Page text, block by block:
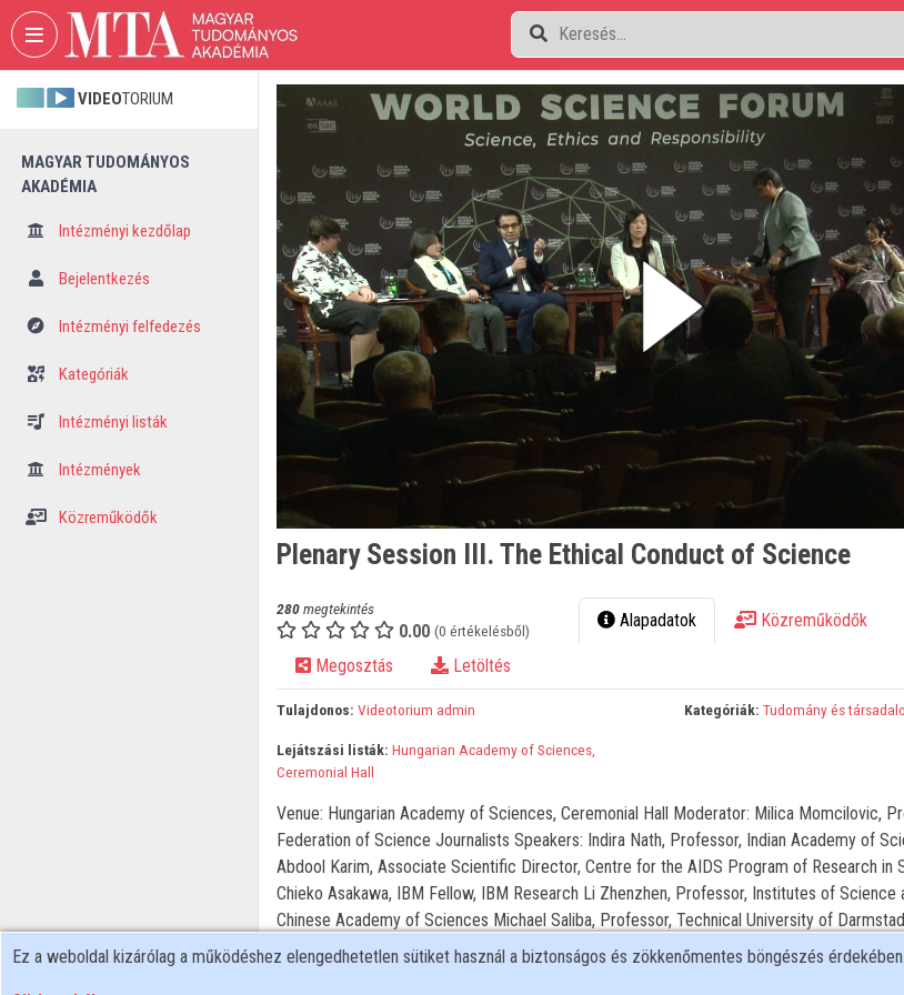
Fejléc kihagyása Menü kihagyása Tartalom kihagyása
VIDEOTORIUM
MAGYAR TUDOMÁNYOS
AKADÉMIA
Intézményi kezdőlap
Bejelentkezés
Intézményi felfedezés
Kategóriák
Intézményi listák
Intézmények
Közreműködők
Plenary Session III. The Ethical Conduct of Science
280megtekintés
0.00 (0 értékelésből) Alapadatok Közreműködők
Megosztás Letöltés
Tulajdonos: Videotorium admin Kategóriák: Tudomány és
Lejátszási listák: Hungarian Academy of Sciences,
Ceremonial Hall
Venue: Hungarian Academy of Sciences, Ceremonial Hall Moderator: Milica Momcilovic,
Federation of Science Journalists Speakers: Indira Nath, Professor, Indian Academy of
Abdool Karim, Associate Scientific Director, Centre for the AIDS Program of Research in
Chieko Asakawa, IBM Fellow, IBM Research Li Zhenzhen, Professor, Institutes of Science
Chinese Academy of Sciences Michael Saliba, Professor, Technical University of
Global Young Academy Rapporteur: Annamária Zsákai, assoc. professor, Eotvos Lorand
Ez a weboldal kizárólag a működéshez elengedhetetlen sütiket használ a biztonságos és zökkenőmentes böngészés érdekében.